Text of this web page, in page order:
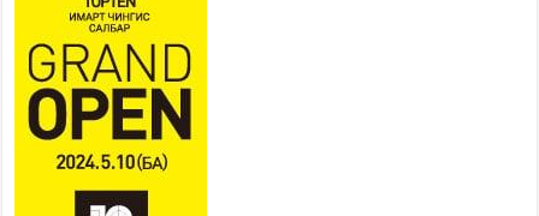
Ерөнхий сайд Н.Учрал БНХАУ-аас Монгол Улсад
суугаа Элчин сайд Шэнь Миньжюанийг хүлээн
авч уулзав
2026 оны 7 сар 21 / 16 цаг 39 минут
БҮГД НАЙРАМДАХ ТАЖИКИСТАН УЛСТАЙ
ЭДИЙН ЗАСГИЙН ХАМТЫН АЖИЛЛАГААГ
ӨРГӨЖҮҮЛНЭ
2026 оны 7 сар 21 / 16 цаг 34 минут